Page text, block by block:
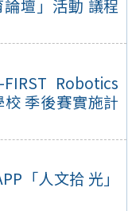
論壇」活動 議程
Robotics
季後賽實施計
「人文拾 光」